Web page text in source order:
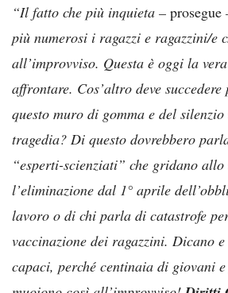
“Il fatto che più inquieta – prosegue
più numerosi i ragazzi e ragazzini/e
all’improvviso. Questa è oggi la
affrontare. Cos’altro deve
questo muro di gomma e del silenzio
tragedia? Di questo dovrebbero
“esperti-scienziati” che gridano
l’eliminazione dal 1° aprile
lavoro o di chi parla di catastrofe
vaccinazione dei ragazzini. Dicano
capaci, perché centinaia di giovani